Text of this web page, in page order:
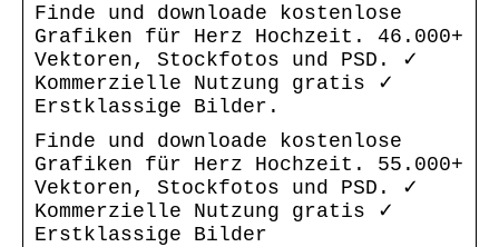
Finde und downloade kostenlose
Grafiken für Herz Hochzeit. 46.000+
Vektoren, Stockfotos und PSD. ✓
Kommerzielle Nutzung gratis ✓
Erstklassige Bilder.
Finde und downloade kostenlose
Grafiken für Herz Hochzeit. 55.000+
Vektoren, Stockfotos und PSD. ✓
Kommerzielle Nutzung gratis ✓
Erstklassige Bilder